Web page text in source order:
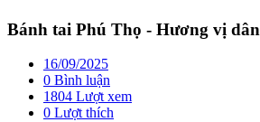
Bánh tai Phú Thọ - Hương vị
16/09/2025
0 Bình luận
1804 Lượt xem
0 Lượt thích